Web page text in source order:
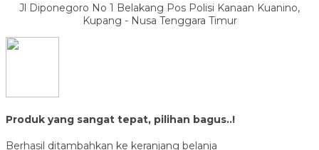
Jl Diponegoro No 1 Belakang Pos Polisi Kanaan Kuanino,
Kupang - Nusa Tenggara Timur
Produk yang sangat tepat, pilihan bagus..!
Berhasil ditambahkan ke keranjang belanja